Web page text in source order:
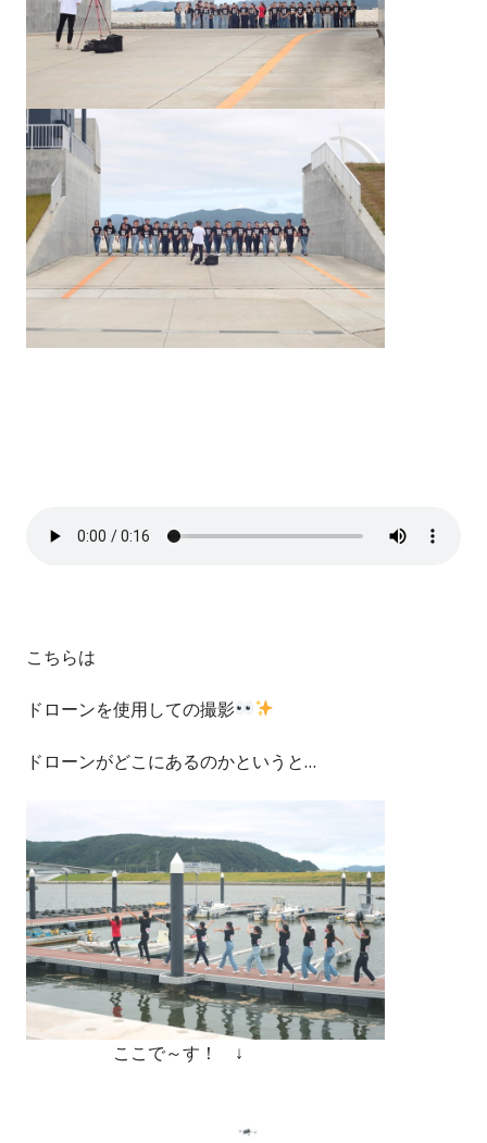
こちらは
ドローンを使用しての撮影
ドローンがどこにあるのかというと…
ここで～す！ ↓